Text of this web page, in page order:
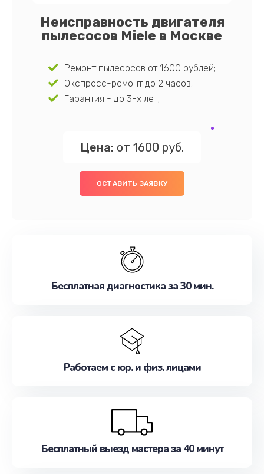
Неисправность двигателя
пылесосов Miele в Москве
Ремонт пылесосов от 1600 рублей;
Экспресс-ремонт до 2 часов;
Гарантия - до 3-х лет;
Цена: от 1600 руб.
ОСТАВИТЬ ЗАЯВКУ
Бесплатная диагностика за 30 мин.
Работаем с юр. и физ. лицами
Бесплатный выезд мастера за 40 минут